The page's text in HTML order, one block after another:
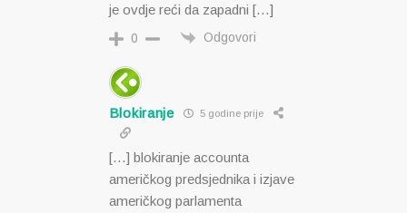
je ovdje reći da zapadni […]
0 Odgovori
Blokiranje 5 godine prije
[…] blokiranje accounta
američkog predsjednika i izjave
američkog parlamenta